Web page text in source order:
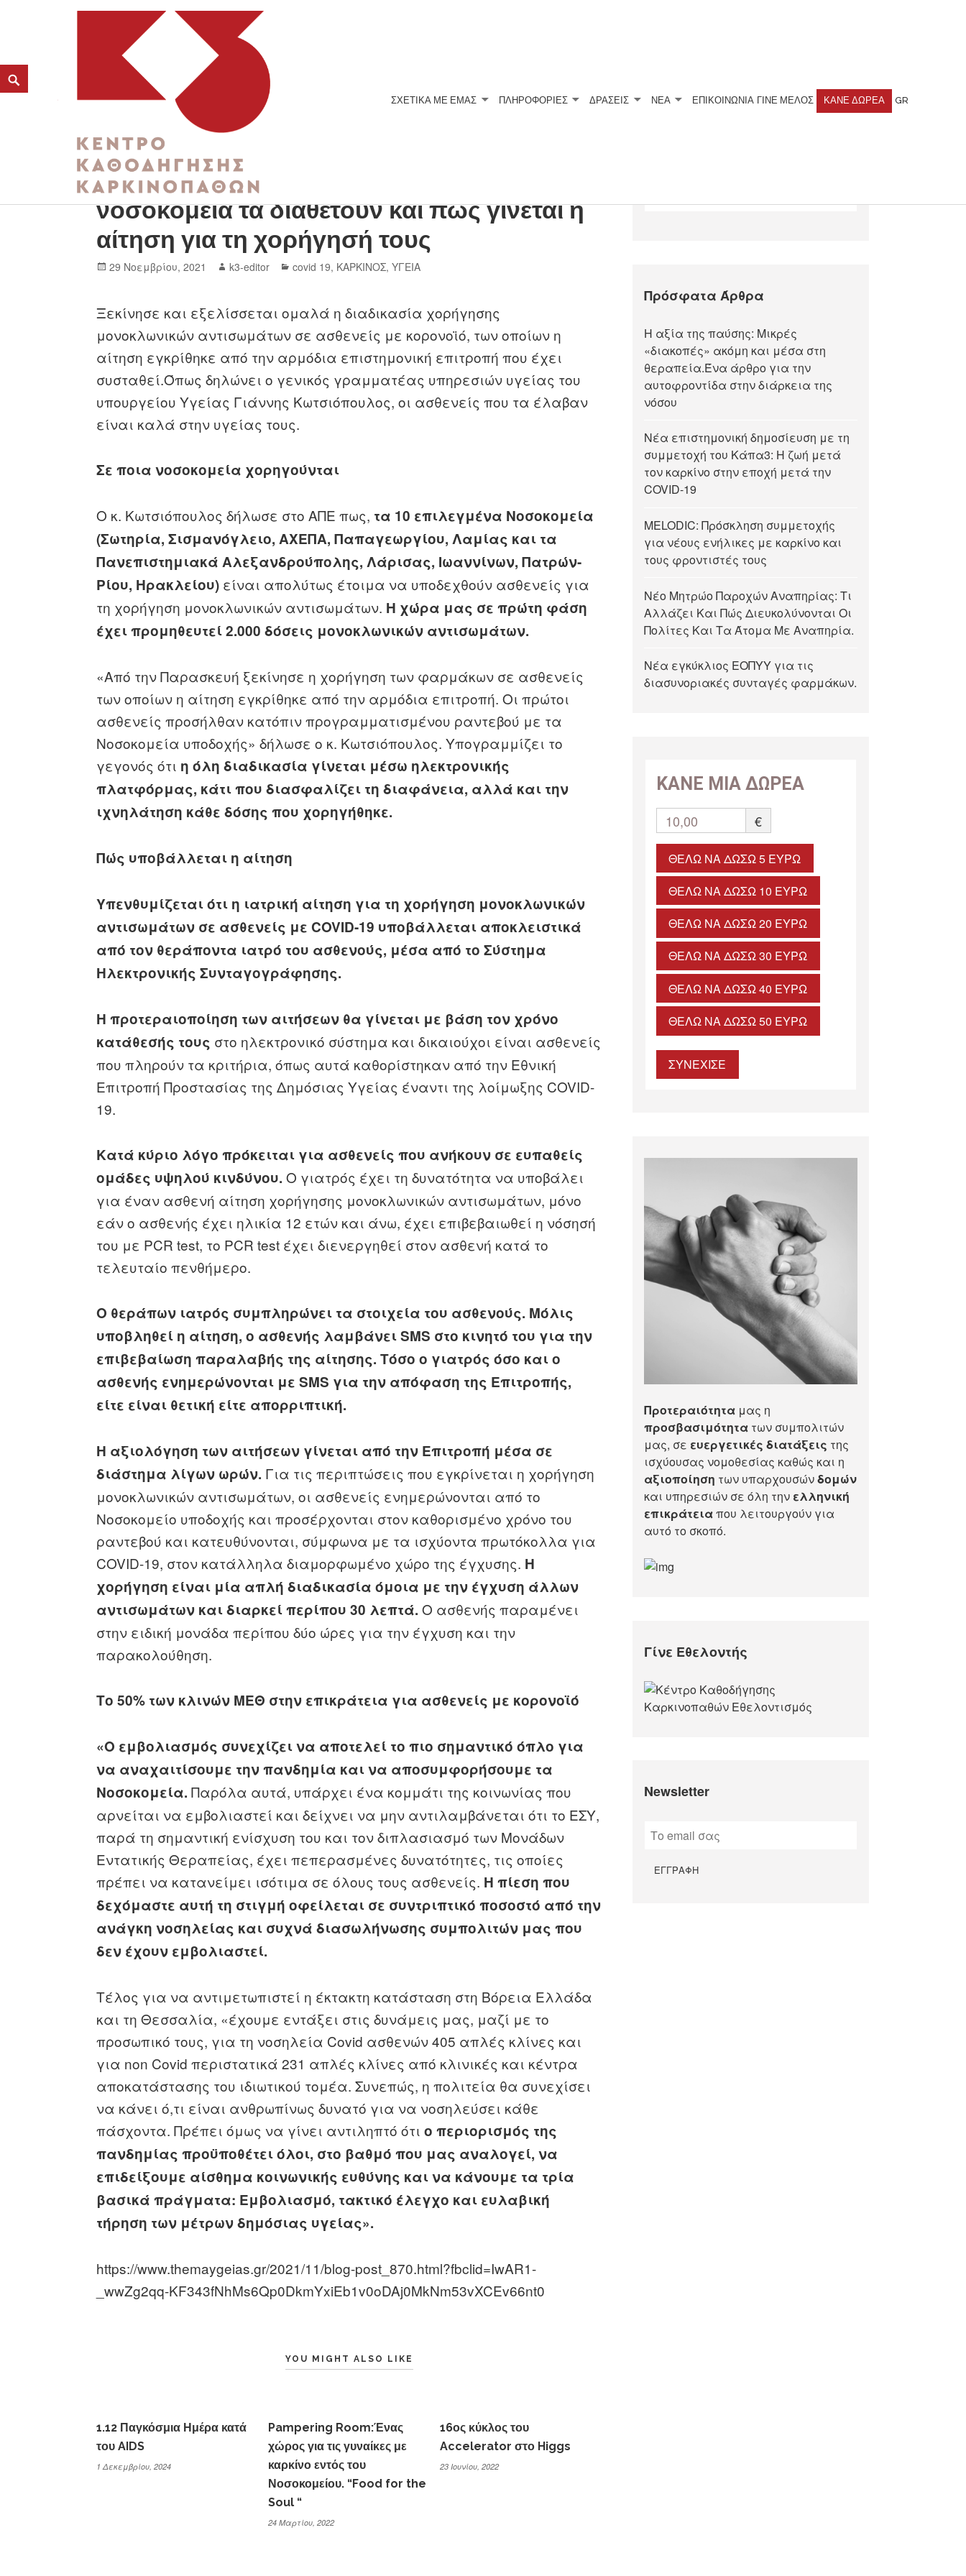
K3
ΚΕΝΤΡΟ ΚΑΘΟΔΗΓΗΣΗΣ ΚΑΡΚΙΝΟΠΑΘΩΝ
ΣΧΕΤΙΚΆ ΜΕ ΕΜΆΣ ΠΛΗΡΟΦΟΡΙΕΣ ΔΡΑΣΕΙΣ ΝΕΑ ΕΠΙΚΟΙΝΩΝΙΑ ΓΊΝΕ ΜΈΛΟΣ ΚΆΝΕ ΔΩΡΕΆ GR
Μονοκλωνικά αντισώματα: Ποια
νοσοκομεία τα διαθέτουν και πώς γίνεται η
αίτηση για τη χορήγησή τους
29 Νοεμβρίου, 2021 k3-editor covid 19, ΚΑΡΚΙΝΟΣ,ΥΓΕΙΑ
Ξεκίνησε και εξελίσσεται ομαλά η διαδικασία χορήγησης
μονοκλωνικών αντισωμάτων σε ασθενείς με κορονοϊό, των οποίων η
αίτηση εγκρίθηκε από την αρμόδια επιστημονική επιτροπή που έχει
συσταθεί.Όπως δηλώνει ο γενικός γραμματέας υπηρεσιών υγείας του
υπουργείου Υγείας Γιάννης Κωτσιόπουλος, οι ασθενείς που τα έλαβαν
είναι καλά στην υγείας τους.
Σε ποια νοσοκομεία χορηγούνται
Ο κ. Κωτσιόπουλος δήλωσε στο ΑΠΕ πως, τα 10 επιλεγμένα Νοσοκομεία
(Σωτηρία, Σισμανόγλειο, ΑΧΕΠΑ, Παπαγεωργίου, Λαμίας και τα
Πανεπιστημιακά Αλεξανδρούπολης, Λάρισας, Ιωαννίνων, Πατρών-
Ρίου, Ηρακλείου) είναι απολύτως έτοιμα να υποδεχθούν ασθενείς για
τη χορήγηση μονοκλωνικών αντισωμάτων. Η χώρα μας σε πρώτη φάση
έχει προμηθευτεί 2.000 δόσεις μονοκλωνικών αντισωμάτων.
«Από την Παρασκευή ξεκίνησε η χορήγηση των φαρμάκων σε ασθενείς
των οποίων η αίτηση εγκρίθηκε από την αρμόδια επιτροπή. Οι πρώτοι
ασθενείς προσήλθαν κατόπιν προγραμματισμένου ραντεβού με τα
Νοσοκομεία υποδοχής» δήλωσε ο κ. Κωτσιόπουλος. Υπογραμμίζει το
γεγονός ότι η όλη διαδικασία γίνεται μέσω ηλεκτρονικής
πλατφόρμας, κάτι που διασφαλίζει τη διαφάνεια, αλλά και την
ιχνηλάτηση κάθε δόσης που χορηγήθηκε.
Πώς υποβάλλεται η αίτηση
Υπενθυμίζεται ότι η ιατρική αίτηση για τη χορήγηση μονοκλωνικών
αντισωμάτων σε ασθενείς με COVID-19 υποβάλλεται αποκλειστικά
από τον θεράποντα ιατρό του ασθενούς, μέσα από το Σύστημα
Ηλεκτρονικής Συνταγογράφησης.
Η προτεραιοποίηση των αιτήσεων θα γίνεται με βάση τον χρόνο
κατάθεσής τους στο ηλεκτρονικό σύστημα και δικαιούχοι είναι ασθενείς
που πληρούν τα κριτήρια, όπως αυτά καθορίστηκαν από την Εθνική
Επιτροπή Προστασίας της Δημόσιας Υγείας έναντι της λοίμωξης COVID-
19.
Κατά κύριο λόγο πρόκειται για ασθενείς που ανήκουν σε ευπαθείς
ομάδες υψηλού κινδύνου. Ο γιατρός έχει τη δυνατότητα να υποβάλει
για έναν ασθενή αίτηση χορήγησης μονοκλωνικών αντισωμάτων, μόνο
εάν ο ασθενής έχει ηλικία 12 ετών και άνω, έχει επιβεβαιωθεί η νόσησή
του με PCR test, το PCR test έχει διενεργηθεί στον ασθενή κατά το
τελευταίο πενθήμερο.
Ο θεράπων ιατρός συμπληρώνει τα στοιχεία του ασθενούς. Μόλις
υποβληθεί η αίτηση, ο ασθενής λαμβάνει SMS στο κινητό του για την
επιβεβαίωση παραλαβής της αίτησης. Τόσο ο γιατρός όσο και ο
ασθενής ενημερώνονται με SMS για την απόφαση της Επιτροπής,
είτε είναι θετική είτε απορριπτική.
Η αξιολόγηση των αιτήσεων γίνεται από την Επιτροπή μέσα σε
διάστημα λίγων ωρών. Για τις περιπτώσεις που εγκρίνεται η χορήγηση
μονοκλωνικών αντισωμάτων, οι ασθενείς ενημερώνονται από το
Νοσοκομείο υποδοχής και προσέρχονται στον καθορισμένο χρόνο του
ραντεβού και κατευθύνονται, σύμφωνα με τα ισχύοντα πρωτόκολλα για
COVID-19, στον κατάλληλα διαμορφωμένο χώρο της έγχυσης. Η
χορήγηση είναι μία απλή διαδικασία όμοια με την έγχυση άλλων
αντισωμάτων και διαρκεί περίπου 30 λεπτά. Ο ασθενής παραμένει
στην ειδική μονάδα περίπου δύο ώρες για την έγχυση και την
παρακολούθηση.
Το 50% των κλινών ΜΕΘ στην επικράτεια για ασθενείς με κορονοϊό
«Ο εμβολιασμός συνεχίζει να αποτελεί το πιο σημαντικό όπλο για
να αναχαιτίσουμε την πανδημία και να αποσυμφορήσουμε τα
Νοσοκομεία. Παρόλα αυτά, υπάρχει ένα κομμάτι της κοινωνίας που
αρνείται να εμβολιαστεί και δείχνει να μην αντιλαμβάνεται ότι το ΕΣΥ,
παρά τη σημαντική ενίσχυση του και τον διπλασιασμό των Μονάδων
Εντατικής Θεραπείας, έχει πεπερασμένες δυνατότητες, τις οποίες
πρέπει να κατανείμει ισότιμα σε όλους τους ασθενείς. Η πίεση που
δεχόμαστε αυτή τη στιγμή οφείλεται σε συντριπτικό ποσοστό από την
ανάγκη νοσηλείας και συχνά διασωλήνωσης συμπολιτών μας που
δεν έχουν εμβολιαστεί.
Τέλος για να αντιμετωπιστεί η έκτακτη κατάσταση στη Βόρεια Ελλάδα
και τη Θεσσαλία, «έχουμε εντάξει στις δυνάμεις μας, μαζί με το
προσωπικό τους, για τη νοσηλεία Covid ασθενών 405 απλές κλίνες και
για non Covid περιστατικά 231 απλές κλίνες από κλινικές και κέντρα
αποκατάστασης του ιδιωτικού τομέα. Συνεπώς, η πολιτεία θα συνεχίσει
να κάνει ό,τι είναι ανθρωπίνως δυνατό για να νοσηλεύσει κάθε
πάσχοντα. Πρέπει όμως να γίνει αντιληπτό ότιο περιορισμός της
πανδημίας προϋποθέτει όλοι, στο βαθμό που μας αναλογεί, να
επιδείξουμε αίσθημα κοινωνικής ευθύνης και να κάνουμε τα τρία
βασικά πράγματα: Εμβολιασμό, τακτικό έλεγχο και ευλαβική
τήρηση των μέτρων δημόσιας υγείας».
https://www.themaygeias.gr/2021/11/blog-post_870.html?fbclid=IwAR1-
_wwZg2qq-KF343fNhMs6Qp0DkmYxiEb1v0oDAj0MkNm53vXCEv66nt0
YOU MIGHT ALSO LIKE
1.12 Παγκόσμια Ημέρα κατά
του AIDS
1 Δεκεμβρίου, 2024
Pampering Room:Ένας
χώρος για τις γυναίκες με
καρκίνο εντός του
Νοσοκομείου. “Food for the
Soul “
24 Μαρτίου, 2022
16ος κύκλος του
Accelerator στο Higgs
23 Ιουνίου, 2022
Πρόσφατα Άρθρα
Η αξία της παύσης: Μικρές
«διακοπές» ακόμη και μέσα στη
θεραπεία.Ένα άρθρο για την
αυτοφροντίδα στην διάρκεια της
νόσου
Νέα επιστημονική δημοσίευση με τη
συμμετοχή του Κάπα3: Η ζωή μετά
τον καρκίνο στην εποχή μετά την
COVID-19
MELODIC: Πρόσκληση συμμετοχής
για νέους ενήλικες με καρκίνο και
τους φροντιστές τους
Νέο Μητρώο Παροχών Αναπηρίας: Τι
Αλλάζει Και Πώς Διευκολύνονται Οι
Πολίτες Και Τα Άτομα Με Αναπηρία.
Νέα εγκύκλιος ΕΟΠΥΥ για τις
διασυνοριακές συνταγές φαρμάκων.
ΚΑΝΕ ΜΙΑ ΔΩΡΕΑ
10,00 €
ΘΈΛΩ ΝΑ ΔΏΣΩ 5 ΕΥΡΏ
ΘΈΛΩ ΝΑ ΔΏΣΩ 10 ΕΥΡΏ
ΘΈΛΩ ΝΑ ΔΏΣΩ 20 ΕΥΡΏ
ΘΈΛΩ ΝΑ ΔΏΣΩ 30 ΕΥΡΏ
ΘΈΛΩ ΝΑ ΔΏΣΩ 40 ΕΥΡΏ
ΘΈΛΩ ΝΑ ΔΏΣΩ 50 ΕΥΡΏ
ΣΥΝΕΧΙΣΕ
Προτεραιότητα μας η
προσβασιμότητα των συμπολιτών
μας, σε ευεργετικές διατάξεις της
ισχύουσας νομοθεσίας καθώς και η
αξιοποίηση των υπαρχουσώνδομών
και υπηρεσιών σε όλη την ελληνική
επικράτειαπου λειτουργούν για
αυτό το σκοπό.​
Γίνε Εθελοντής
Newsletter